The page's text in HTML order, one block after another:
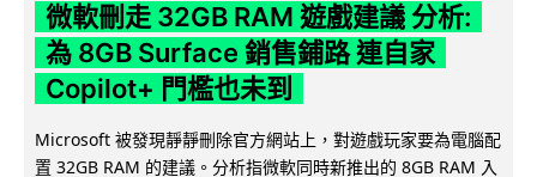
微軟刪走 32GB RAM 遊戲建議 分析:
為 8GB Surface 銷售鋪路 連自家
Copilot+ 門檻也未到
Microsoft 被發現靜靜刪除官方網站上，對遊戲玩家要為電腦配
置 32GB RAM 的建議。分析指微軟同時新推出的 8GB RAM 入